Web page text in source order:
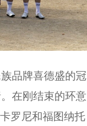
品牌喜德盛的冠
在刚结束的环意
罗尼和福图纳托